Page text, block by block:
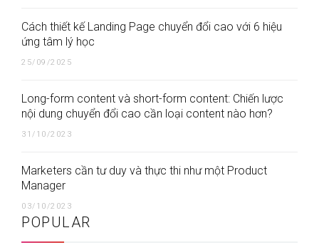
Cách thiết kế Landing Page chuyển đổi cao với 6 hiệu
ứng tâm lý học
25/09/2025
Long-form content và short-form content: Chiến lược
nội dung chuyển đổi cao cần loại content nào hơn?
31/10/2023
Marketers cần tư duy và thực thi như một Product
Manager
03/10/2023
POPULAR